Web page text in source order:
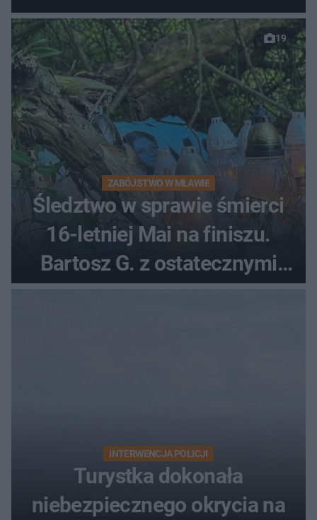
19
ZABÓJSTWO W MŁAWIE
Śledztwo w sprawie śmierci
16-letniej Mai na finiszu.
Bartosz G. z ostatecznymi
zarzutami
INTERWENCJA POLICJI
Turystka dokonała
niebezpiecznego okrycia na